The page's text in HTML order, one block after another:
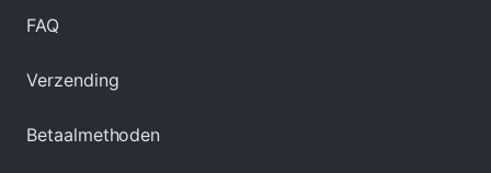
FAQ
Verzending
Betaalmethoden